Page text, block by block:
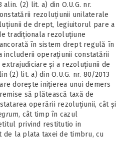
(2) lit. a) din O.U.G. nr.
rezoluțiunii unilaterale
de drept, legiuitorul pare a
tradiționala rezoluțiune
în sistem drept regulă în
includerii operațiunii constatării
și a rezoluțiunii de
(2) lit. a) din O.U.G. nr. 80/2013
dorește inițierea unui demers
să plătească taxă de
operării rezoluțiunii, cât și
, cât timp în cazul
privind restitutio in
de la plata taxei de timbru, cu